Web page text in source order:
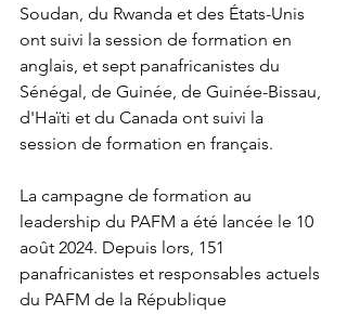
Soudan, du Rwanda et des États-Unis
ont suivi la session de formation en
anglais, et sept panafricanistes du
Sénégal, de Guinée, de Guinée-Bissau,
d'Haïti et du Canada ont suivi la
session de formation en français.
La campagne de formation au
leadership du PAFM a été lancée le 10
août 2024. Depuis lors, 151
panafricanistes et responsables actuels
du PAFM de la République